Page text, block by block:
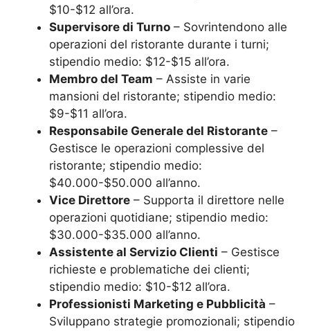
$10-$12 all’ora.
Supervisore di Turno – Sovrintendono alle
operazioni del ristorante durante i turni;
stipendio medio: $12-$15 all’ora.
Membro del Team – Assiste in varie
mansioni del ristorante; stipendio medio:
$9-$11 all’ora.
Responsabile Generale del Ristorante –
Gestisce le operazioni complessive del
ristorante; stipendio medio:
$40.000-$50.000 all’anno.
Vice Direttore – Supporta il direttore nelle
operazioni quotidiane; stipendio medio:
$30.000-$35.000 all’anno.
Assistente al Servizio Clienti – Gestisce
richieste e problematiche dei clienti;
stipendio medio: $10-$12 all’ora.
Professionisti Marketing e Pubblicità –
Sviluppano strategie promozionali; stipendio